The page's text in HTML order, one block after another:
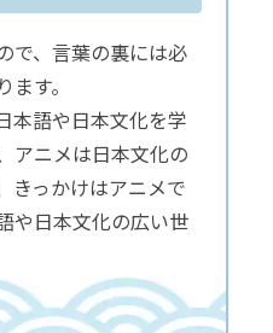
で、言葉の裏には必
す。
本語や日本文化を学
アニメは日本文化の
きっかけはアニメで
や日本文化の広い世